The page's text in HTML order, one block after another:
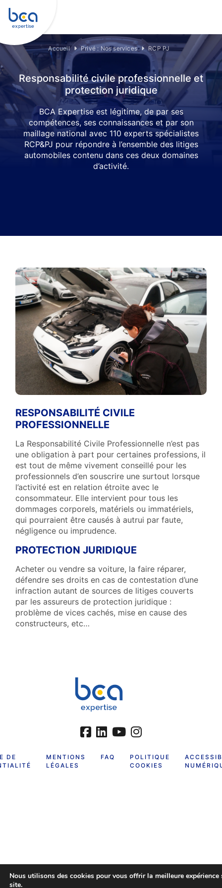
Accueil Privé : Nos services RCP PJ
Responsabilité civile professionnelle et
protection juridique
BCA Expertise est légitime, de par ses
compétences, ses connaissances et par son
maillage national avec 110 experts spécialistes
RCP&PJ pour répondre à l’ensemble des litiges
automobiles contenu dans ces deux domaines
d’activité.
RESPONSABILITÉ CIVILE
PROFESSIONNELLE
La Responsabilité Civile Professionnelle n’est pas
une obligation à part pour certaines professions, il
est tout de même vivement conseillé pour les
professionnels d’en souscrire une surtout lorsque
l’activité est en relation étroite avec le
consommateur. Elle intervient pour tous les
dommages corporels, matériels ou immatériels,
qui pourraient être causés à autrui par faute,
négligence ou imprudence.
PROTECTION JURIDIQUE
Acheter ou vendre sa voiture, la faire réparer,
défendre ses droits en cas de contestation d’une
infraction autant de sources de litiges couverts
par les assureurs de protection juridique :
problème de vices cachés, mise en cause des
constructeurs, etc…
DE
MENTIONS
LÉGALES
FAQ
POLITIQUE
COOKIES
Nous utilisons des cookies pour vous offrir la meilleure expérience
site.